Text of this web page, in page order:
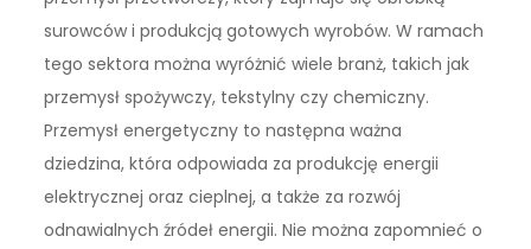
surowców i produkcją gotowych wyrobów. W ramach
tego sektora można wyróżnić wiele branż, takich jak
przemysł spożywczy, tekstylny czy chemiczny.
Przemysł energetyczny to następna ważna
dziedzina, która odpowiada za produkcję energii
elektrycznej oraz cieplnej, a także za rozwój
odnawialnych źródeł energii. Nie można zapomnieć o